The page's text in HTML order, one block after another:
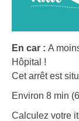
En car : A
Hôpital !
Cet arrêt est
Environ 8 min
Calculez votre